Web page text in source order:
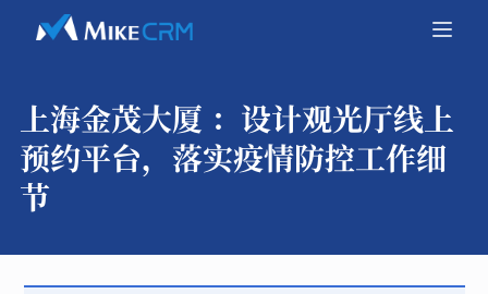
上海金茂大厦 ： 设计观光厅线上
预约平台，落实疫情防控工作细
节